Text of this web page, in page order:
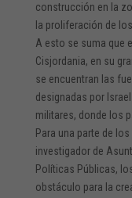
construcción en la
la proliferación de
A esto se suma que
Cisjordania, en su
se encuentran las
designadas por
militares, donde los
Para una parte de
investigador de
Políticas Públicas,
obstáculo para la